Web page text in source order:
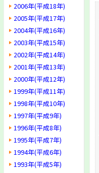
2006年(平成18年)
2005年(平成17年)
2004年(平成16年)
2003年(平成15年)
2002年(平成14年)
2001年(平成13年)
2000年(平成12年)
1999年(平成11年)
1998年(平成10年)
1997年(平成9年)
1996年(平成8年)
1995年(平成7年)
1994年(平成6年)
1993年(平成5年)